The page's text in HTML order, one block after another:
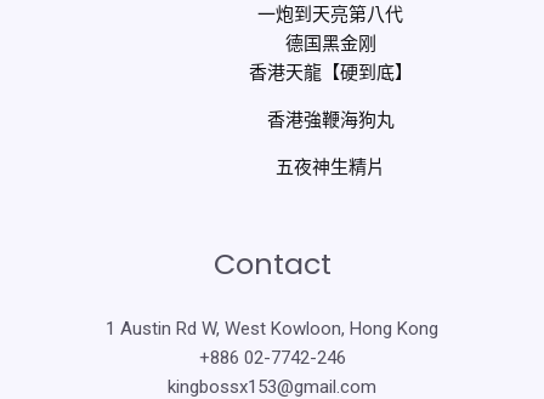
一炮到天亮第八代
德国黑金刚
香港天龍【硬到底】
香港強鞭海狗丸
五夜神生精片
Contact
1 Austin Rd W, West Kowloon, Hong Kong
+886 02-7742-246
kingbossx153@gmail.com